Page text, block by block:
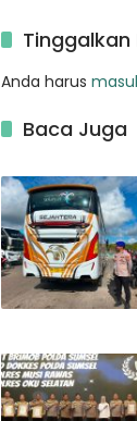
Tinggalkan
Anda harus
Baca Juga